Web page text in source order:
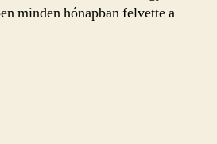
minden hónapban felvette a